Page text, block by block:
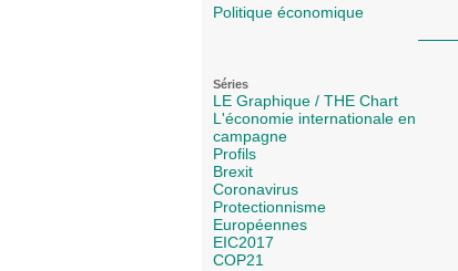
Politique économique
Séries
LE Graphique / THE Chart
L'économie internationale en
campagne
Profils
Brexit
Coronavirus
Protectionnisme
Européennes
EIC2017
COP21